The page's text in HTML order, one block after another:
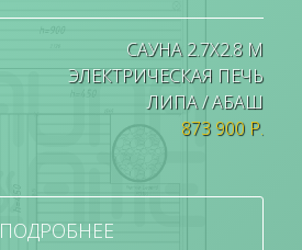
САУНА 2.7Х2.8 М
ЭЛЕКТРИЧЕСКАЯ ПЕЧЬ
ЛИПА / АБАШ
873 900 Р.
ПОДРОБНЕЕ